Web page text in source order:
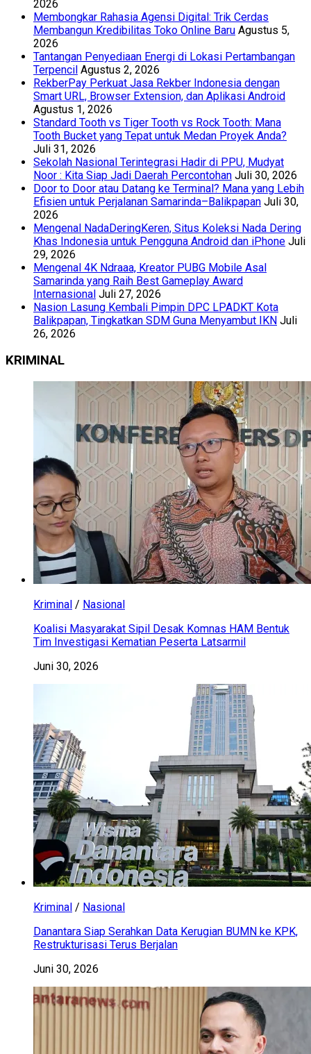
2026
Membongkar Rahasia Agensi Digital: Trik Cerdas
Membangun Kredibilitas Toko Online Baru Agustus 5,
2026
Tantangan Penyediaan Energi di Lokasi Pertambangan
Terpencil Agustus 2, 2026
RekberPay Perkuat Jasa Rekber Indonesia dengan
Smart URL, Browser Extension, dan Aplikasi Android
Agustus 1, 2026
Standard Tooth vs Tiger Tooth vs Rock Tooth: Mana
Tooth Bucket yang Tepat untuk Medan Proyek Anda?
Juli 31, 2026
Sekolah Nasional Terintegrasi Hadir di PPU, Mudyat
Noor : Kita Siap Jadi Daerah Percontohan Juli 30, 2026
Door to Door atau Datang ke Terminal? Mana yang Lebih
Efisien untuk Perjalanan Samarinda–Balikpapan Juli 30,
2026
Mengenal NadaDeringKeren, Situs Koleksi Nada Dering
Khas Indonesia untuk Pengguna Android dan iPhone Juli
29, 2026
Mengenal 4K Ndraaa, Kreator PUBG Mobile Asal
Samarinda yang Raih Best Gameplay Award
Internasional Juli 27, 2026
Nasion Lasung Kembali Pimpin DPC LPADKT Kota
Balikpapan, Tingkatkan SDM Guna Menyambut IKN Juli
26, 2026
KRIMINAL
Kriminal / Nasional
Koalisi Masyarakat Sipil Desak Komnas HAM Bentuk
Tim Investigasi Kematian Peserta Latsarmil
Juni 30, 2026
Kriminal / Nasional
Danantara Siap Serahkan Data Kerugian BUMN ke KPK,
Restrukturisasi Terus Berjalan
Juni 30, 2026